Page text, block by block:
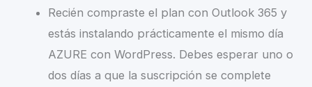
Recién compraste el plan con Outlook 365 y
estás instalando prácticamente el mismo día
AZURE con WordPress. Debes esperar uno o
dos días a que la suscripción se complete